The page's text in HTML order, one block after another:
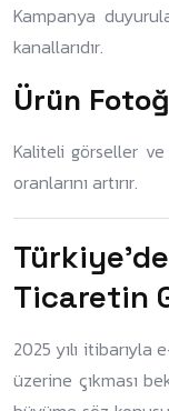
Kampanya
kanallarıdır.
Ürün
Kaliteli görseller
oranlarını artırır.
Ticaretin
2025 yılı
üzerine çıkması